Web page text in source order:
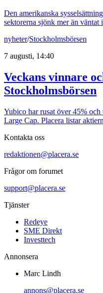
Den amerikanska
sektorerna sjönk mer än väntat
nyheter/Stockholmsbörsen
7 augusti, 14:40
Veckans vinnare
Stockholmsbörsen
Yubico har rusat över 45% och
Large Cap. Placera listar
Kontakta oss
redaktionen@placera.se
Frågor om forumet
support@placera.se
Tjänster
Redeye
SME Direkt
Investtech
Annonsera
Marc Lindh
annons@placera.se